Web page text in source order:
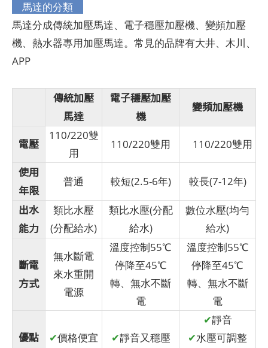
馬達的分類
馬達分成傳統加壓馬達、電子穩壓加壓機、變頻加壓
機、熱水器專用加壓馬達。常見的品牌有大井、木川、
APP
傳統加壓
馬達
電子穩壓加壓
機
變頻加壓機
電壓
110/220雙
用
110/220雙用 110/220雙用
使用
年限
普通 較短(2.5-6年) 較長(7-12年)
出水
能力
類比水壓
(分配給水)
類比水壓(分配
給水)
數位水壓(均勻
給水)
斷電
方式
無水斷電
來水重開
電源
溫度控制55℃
停降至45℃
轉、無水不斷
電
溫度控制55℃
停降至45℃
轉、無水不斷
電
優點 ✔價格便宜 ✔靜音又穩壓
✔靜音
✔水壓可調整